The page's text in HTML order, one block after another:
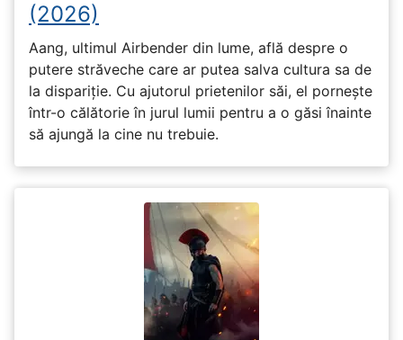
(2026)
Aang, ultimul Airbender din lume, află despre o
putere străveche care ar putea salva cultura sa de
la dispariție. Cu ajutorul prietenilor săi, el pornește
într-o călătorie în jurul lumii pentru a o găsi înainte
să ajungă la cine nu trebuie.